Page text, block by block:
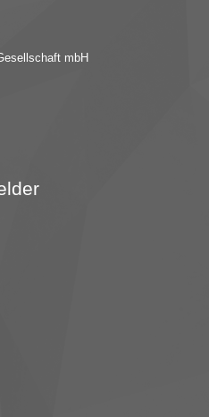
mbH